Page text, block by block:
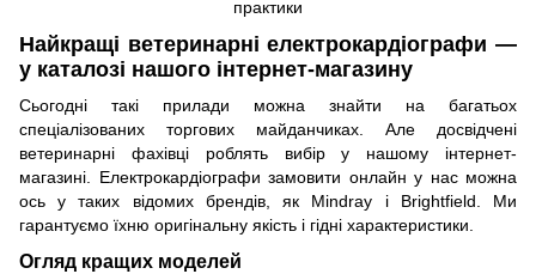
Найкращі ветеринарні електрокардіографи —
у каталозі нашого інтернет-магазину
Сьогодні такі прилади можна знайти на багатьох
спеціалізованих торгових майданчиках. Але досвідчені
ветеринарні фахівці роблять вибір у нашому інтернет-
магазині. Електрокардіографи замовити онлайн у нас можна
ось у таких відомих брендів, як Mindray і Brightfield. Ми
гарантуємо їхню оригінальну якість і гідні характеристики.
Огляд кращих моделей